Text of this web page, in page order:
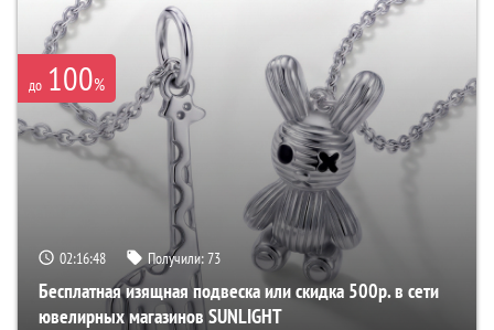
до 100%
02:16:47 Получили:73
Бесплатная изящная подвеска или скидка 500р. в сети
ювелирных магазинов SUNLIGHT